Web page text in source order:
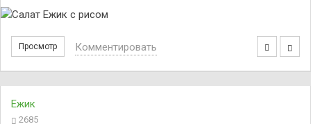
Просмотр Комментировать
Ежик
2685